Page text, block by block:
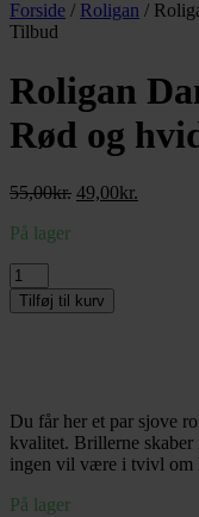
Forside / Roligan /
Tilbud
Roligan
Rød og
55,00kr. Den
49,00kr.
På lager
Roligan
Dannebrog
Briller
antal
Tilføj til kurv
Du får her et par sjove
kvalitet. Brillerne
ingen vil være i tvivl om
På lager